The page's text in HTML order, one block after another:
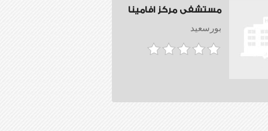
مستشفى مركز افامينا
بورسعيد